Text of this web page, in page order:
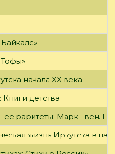
начала XX века
детства
её раритеты: Марк Твен.
жизнь Иркутска в